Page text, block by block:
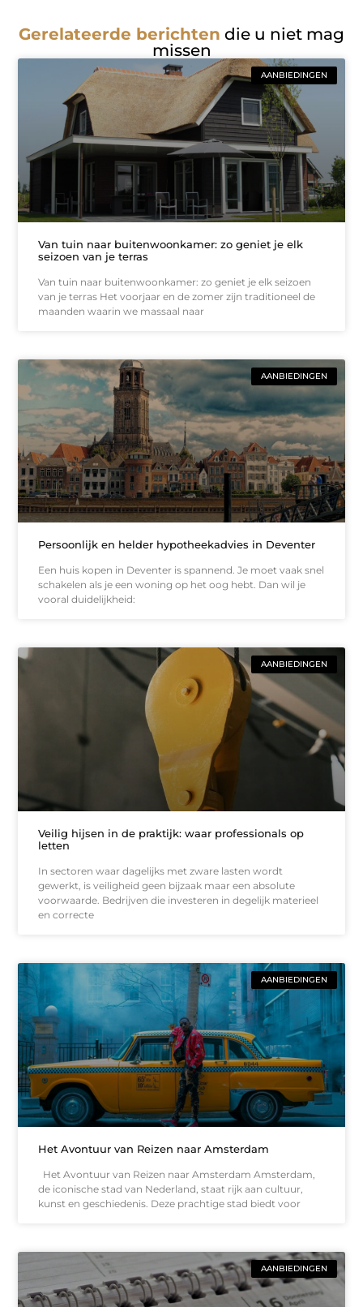
Gerelateerde berichten die u niet mag
missen
AANBIEDINGEN
Van tuin naar buitenwoonkamer: zo geniet je elk
seizoen van je terras
Van tuin naar buitenwoonkamer: zo geniet je elk seizoen
van je terras Het voorjaar en de zomer zijn traditioneel de
maanden waarin we massaal naar
AANBIEDINGEN
Persoonlijk en helder hypotheekadvies in Deventer
Een huis kopen in Deventer is spannend. Je moet vaak snel
schakelen als je een woning op het oog hebt. Dan wil je
vooral duidelijkheid:
AANBIEDINGEN
Veilig hijsen in de praktijk: waar professionals op
letten
In sectoren waar dagelijks met zware lasten wordt
gewerkt, is veiligheid geen bijzaak maar een absolute
voorwaarde. Bedrijven die investeren in degelijk materieel
en correcte
AANBIEDINGEN
Het Avontuur van Reizen naar Amsterdam
Het Avontuur van Reizen naar Amsterdam Amsterdam,
de iconische stad van Nederland, staat rijk aan cultuur,
kunst en geschiedenis. Deze prachtige stad biedt voor
AANBIEDINGEN